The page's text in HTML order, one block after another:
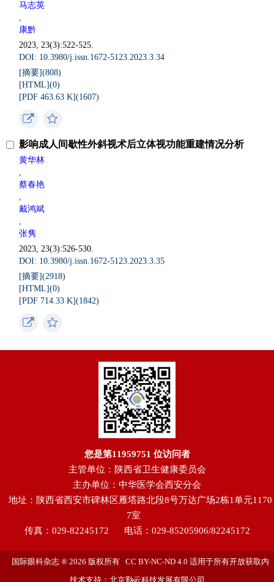
马志英
,
康黔
2023, 23(3):522-525.
DOI: 10.3980/j.issn.1672-5123.2023.3.34
[摘要](808)
[HTML](0)
[PDF 463.63 K](1607)
影响成人间歇性外斜视术后立体视功能重建情况分析
黄华林
,
蔡春艳
,
戴鸿斌
,
张隽
2023, 23(3):526-530.
DOI: 10.3980/j.issn.1672-5123.2023.3.35
[摘要](2918)
[HTML](0)
[PDF 714.33 K](1842)
您是第11959751 位访问者
主管单位：陕西省卫生健康委员会
主办单位：中华医学会西安分会
地址：陕西省西安市碑林区雁塔路北段8号万达广场2栋1单元1170
7室
传真：029-82245172
电话：029-85205906/82245172
国际眼科杂志 ® 2026 版权所有 CC BY-NC-ND 4.0 适用于所有开放获取内